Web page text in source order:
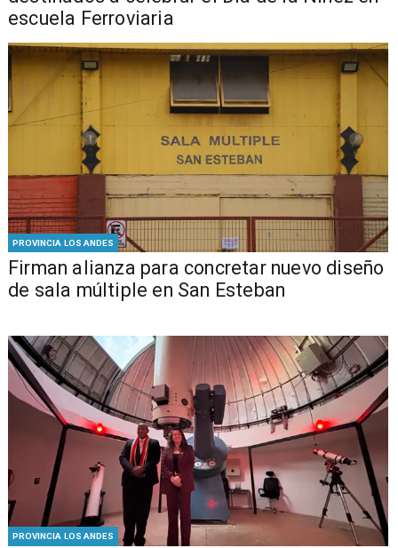
escuela Ferroviaria
PROVINCIA LOS ANDES
​​Firman alianza para concretar nuevo diseño
de sala múltiple en San Esteban
PROVINCIA LOS ANDES